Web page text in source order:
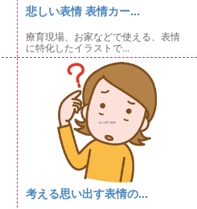
悲しい表情 表情カー...
療育現場、お家などで使える、表情
に特化したイラストで...
考える思い出す表情の...